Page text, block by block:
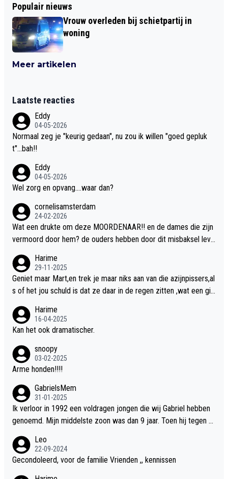
Populair nieuws
Vrouw overleden bij schietpartij in
woning
Meer artikelen
Laatste reacties
Eddy
04-05-2026
Normaal zeg je "keurig gedaan", nu zou ik willen "goed gepluk
t"...bah!!
Eddy
04-05-2026
Wel zorg en opvang....waar dan?
cornelisamsterdam
24-02-2026
Wat een drukte om deze MOORDENAAR!! en de dames die zijn
vermoord door hem? de ouders hebben door dit misbaksel leve
t!!
Harime
29-11-2025
Geniet maar Mart,en trek je maar niks aan van die azijnpissers,al
s of het jou schuld is dat ze daar in de regen zitten ,wat een gill
Harime
16-04-2025
Kan het ook dramatischer.
snoopy
03-02-2025
Arme honden!!!!
GabrielsMem
31-01-2025
Ik verloor in 1992 een voldragen jongen die wij Gabriel hebben
genoemd. Mijn middelste zoon was dan 9 jaar. Toen hij tegen d
verteld in Groningen. Ik gun Anouk en Douwe Bob hun rouw verd
riet en als ervaringsdeskundige heb ik zeker begrip hiervoor. Wa
Leo
22-09-2024
Gecondoleerd, voor de familie Vrienden ,, kennissen